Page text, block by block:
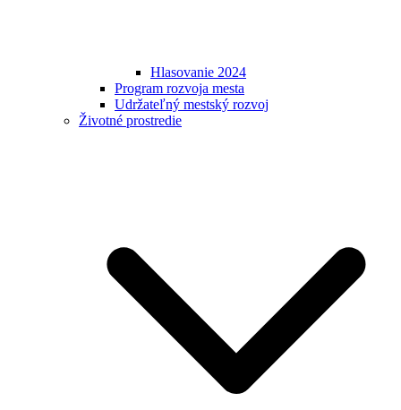
Hlasovanie 2024
Program rozvoja mesta
Udržateľný mestský rozvoj
Životné prostredie